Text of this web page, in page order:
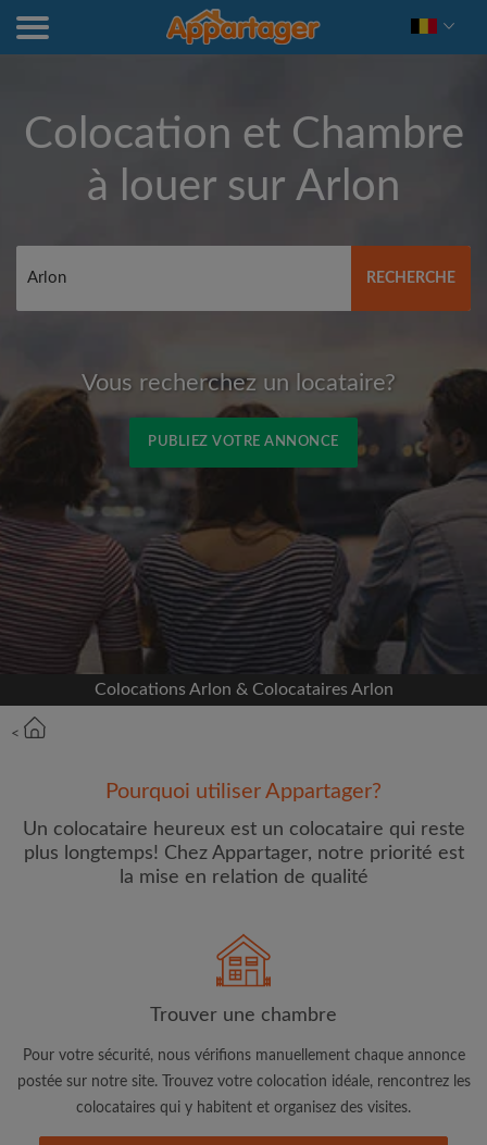
Colocation et Chambre
à louer sur Arlon
RECHERCHE
Vous recherchez un locataire?
PUBLIEZ VOTRE ANNONCE
Nous ne publierons jamais sur votre page sans
votre accord
OU
Loyer max par mois (€)
Adresse email
Colocations Arlon & Colocataires Arlon
<
Pourquoi utiliser Appartager?
Un colocataire heureux est un colocataire qui reste
plus longtemps! Chez Appartager, notre priorité est
la mise en relation de qualité
Trouver une chambre
Pour votre sécurité, nous vérifions manuellement chaque annonce
postée sur notre site. Trouvez votre colocation idéale, rencontrez les
colocataires qui y habitent et organisez des visites.